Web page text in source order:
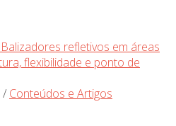
/ Conteúdos e Artigos